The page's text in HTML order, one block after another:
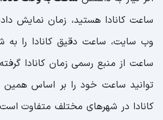
ساعت کانادا هستید، زمان نمایش
وب سایت، ساعت دقیق کانادا را
ساعت از منبع رسمی زمان کانادا
توانید ساعت خود را بر اساس همین
کانادا در شهرهای مختلف متفاوت